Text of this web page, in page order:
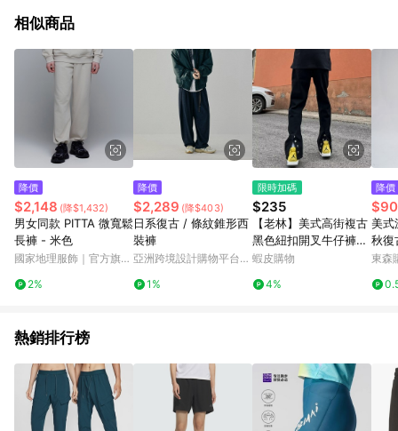
的購回饋活動享Yahoo超贈點回饋者 - 購物中心商店之商品：商
3. 訂單回饋金額將扣除運費/購物金/超贈點/福利金/紅利折抵/折
價券等虛擬貨幣折抵 4. 大宗採購或批發轉賣不具回饋資格： 如
有相關事證認定您為大宗採購、批發轉賣而非最終消費使用者，
相關認定以Yahoo購物中心之認定為準
相似商品
降價
$2,148 (降$1,432)
男女同款 PITTA 微寬鬆
長褲 - 米色
國家地理服飾｜官方旗艦
2%
降價
$2,289 (降$403)
日系復古 / 條紋錐形西
裝褲
亞洲跨境設計購物平台
1%
限時加碼
$235
【老林】美式高街複古
黑色紐扣開叉牛仔褲男
潮流設計感小衆微喇叭
蝦皮購物
4%
降價
美式
秋復
高
東森
熱銷排行榜